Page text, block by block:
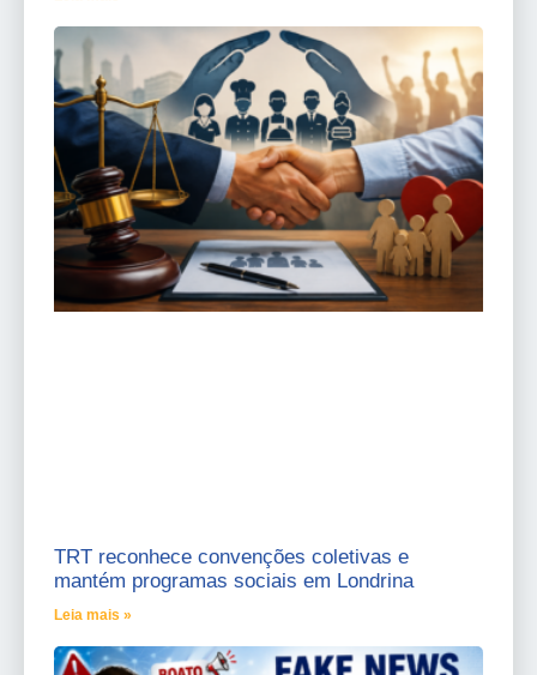
TRT reconhece convenções coletivas e
mantém programas sociais em Londrina
Leia mais »